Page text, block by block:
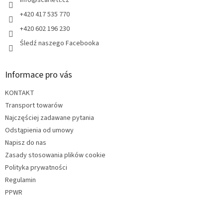
+420 417 535 770
+420 602 196 230
Śledź naszego Facebooka
Informace pro vás
KONTAKT
Transport towarów
Najczęściej zadawane pytania
Odstąpienia od umowy
Napisz do nas
Zasady stosowania plików cookie
Polityka prywatności
Regulamin
PPWR